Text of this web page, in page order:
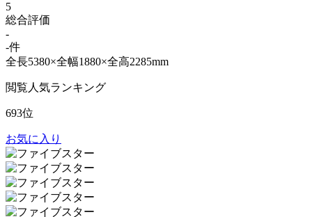
5
総合評価
-
-件
全長5380×全幅1880×全高2285mm
閲覧人気ランキング
693位
お気に入り